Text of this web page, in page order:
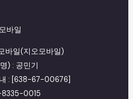
바일
바일(지오모바일)
) : 공민기
: [638-67-00676]
8335-0015